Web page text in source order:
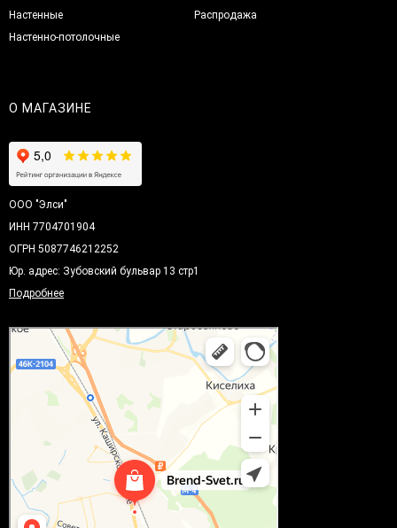
Настенные
Настенно-потолочные
Распродажа
О МАГАЗИНЕ
ООО "Элси"
ИНН 7704701904
ОГРН 5087746212252
Юр. адрес: Зубовский бульвар 13 стр1
Подробнее